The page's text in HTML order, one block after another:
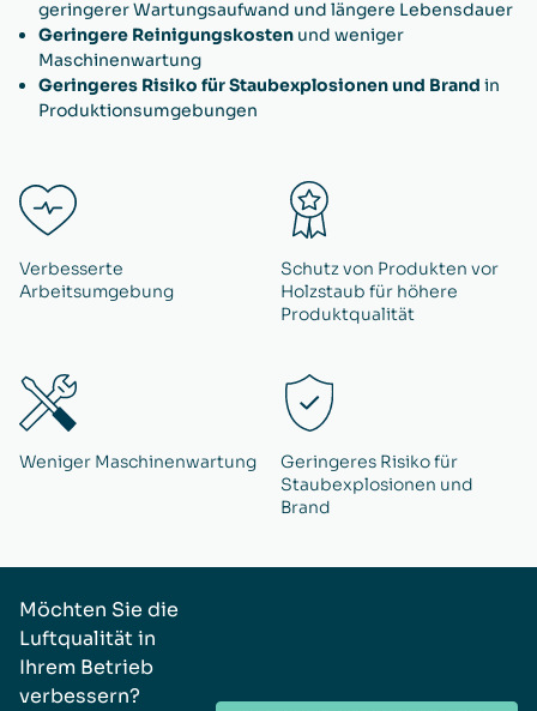
geringerer Wartungsaufwand und längere Lebensdauer
Geringere Reinigungskosten und weniger
Maschinenwartung
Geringeres Risiko für Staubexplosionen und Brand in
Produktionsumgebungen
Verbesserte
Arbeitsumgebung
Schutz von Produkten vor
Holzstaub für höhere
Produktqualität
Weniger Maschinenwartung
Geringeres Risiko für
Staubexplosionen und
Brand
Möchten Sie die
Luftqualität in
Ihrem Betrieb
verbessern?